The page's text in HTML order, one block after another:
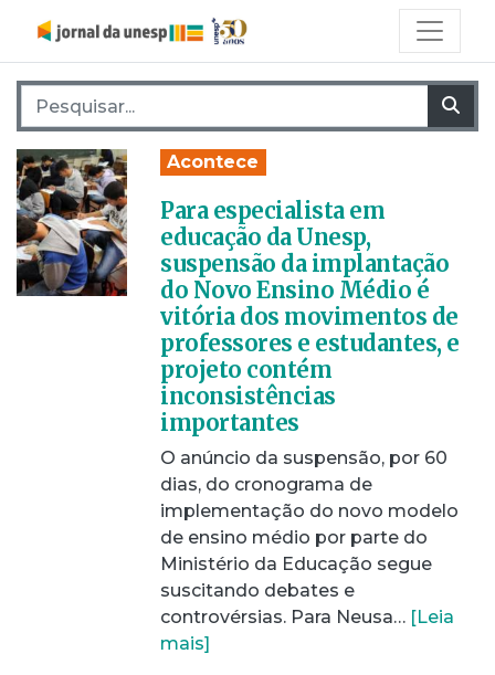
Pesquisar por:
Acontece
Para especialista em
educação da Unesp,
suspensão da implantação
do Novo Ensino Médio é
vitória dos movimentos de
professores e estudantes, e
projeto contém
inconsistências
importantes
O anúncio da suspensão, por 60
dias, do cronograma de
implementação do novo modelo
de ensino médio por parte do
Ministério da Educação segue
suscitando debates e
controvérsias. Para Neusa… [Leia
mais]